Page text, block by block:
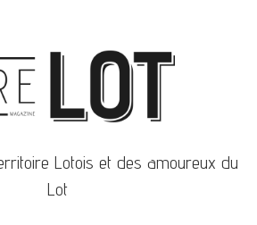
Lotois et des amoureux du
Lot